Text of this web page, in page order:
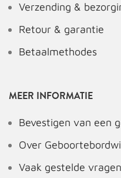
Verzending &
Retour & garantie
Betaalmethodes
MEER INFORMATIE
Bevestigen van een
Over
Vaak gestelde vragen